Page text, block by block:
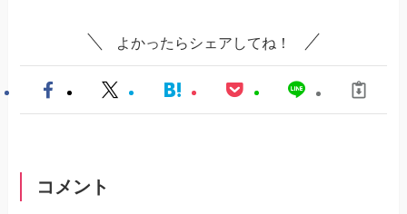
よかったらシェアしてね！
コメント